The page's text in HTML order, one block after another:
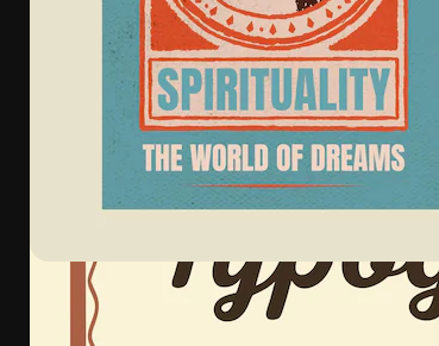
Copyright © 2010-2026 Freepik Company S.L.U.